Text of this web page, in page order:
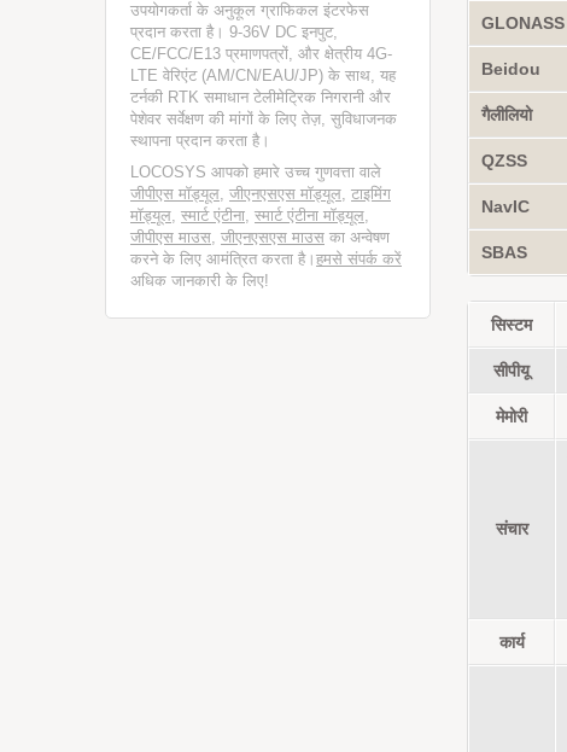
उपयोगकर्ता के अनुकूल ग्राफिकल इंटरफेस
प्रदान करता है। 9-36V DC इनपुट,
CE/FCC/E13 प्रमाणपत्रों, और क्षेत्रीय 4G-
LTE वेरिएंट (AM/CN/EAU/JP) के साथ, यह
टर्नकी RTK समाधान टेलीमेट्रिक निगरानी और
पेशेवर सर्वेक्षण की मांगों के लिए तेज़, सुविधाजनक
स्थापना प्रदान करता है।
LOCOSYS आपको हमारे उच्च गुणवत्ता वाले
जीपीएस मॉड्यूल, जीएनएसएस मॉड्यूल, टाइमिंग
मॉड्यूल, स्मार्ट एंटीना, स्मार्ट एंटीना मॉड्यूल,
जीपीएस माउस, जीएनएसएस माउस का अन्वेषण
करने के लिए आमंत्रित करता है। हमसे संपर्क करें
अधिक जानकारी के लिए!
GLONASS
Beidou
गैलीलियो
QZSS
NavIC
SBAS
सिस्टम
सीपीयू
मेमोरी
संचार
कार्य